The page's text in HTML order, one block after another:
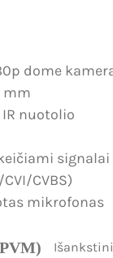
vaizdo
dome
mm
nuotolio
signalai
CVBS)
mikrofonas